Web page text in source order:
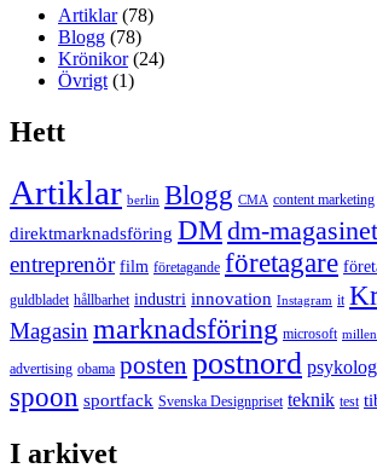
Artiklar(78)
Blogg (78)
Krönikor(24)
Övrigt (1)
Hett
Artiklar berlin Blogg CMA content marketing
direktmarknadsföring DMdm-magasinet
entreprenör film företagande företagare
guldbladet hållbarhet industri innovation Instagram it
Magasin marknadsföring microsoft
advertising obama posten postnord
spoon sportfack Svenska Designpriset teknik test
I arkivet